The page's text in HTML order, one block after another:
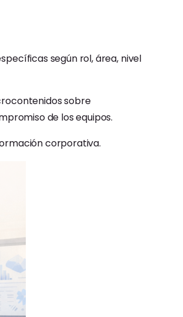
según rol, área, nivel
sobre
de los equipos.
corporativa.